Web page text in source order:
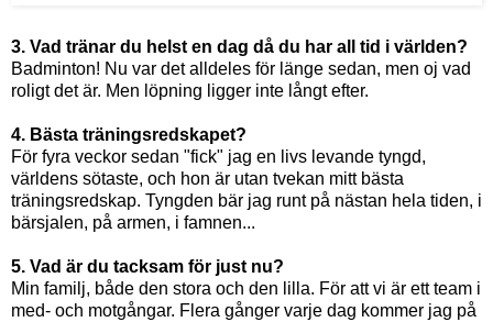
3. Vad tränar du helst en dag då du har all tid i världen?
Badminton! Nu var det alldeles för länge sedan, men oj vad
roligt det är. Men löpning ligger inte långt efter.
4. Bästa träningsredskapet?
För fyra veckor sedan "fick" jag en livs levande tyngd,
världens sötaste, och hon är utan tvekan mitt bästa
träningsredskap. Tyngden bär jag runt på nästan hela tiden, i
bärsjalen, på armen, i famnen...
5. Vad är du tacksam för just nu?
Min familj, både den stora och den lilla. För att vi är ett team i
med- och motgångar. Flera gånger varje dag kommer jag på